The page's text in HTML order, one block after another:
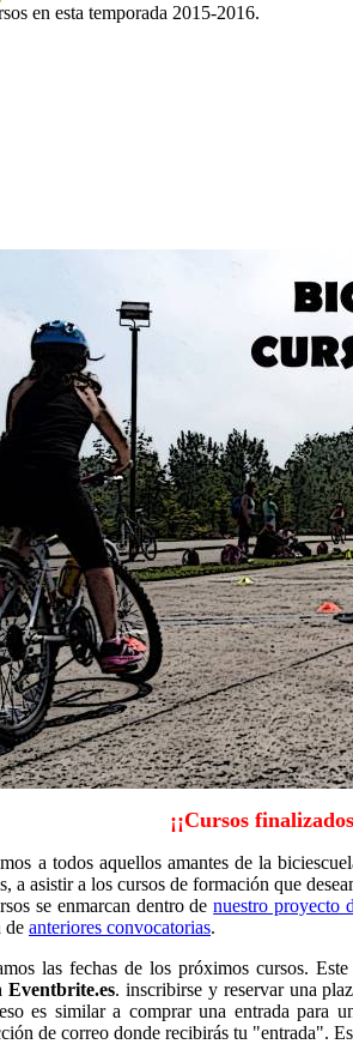
en esta temporada 2015-2016.
¡¡Cursos
a todos aquellos amantes de la
a asistir a los cursos de formación que
se enmarcan dentro denuestro proyecto
de anteriores convocatorias.
las fechas de los próximos cursos.
Eventbrite.es. inscribirse y reservar una
es similar a comprar una entrada para
de correo donde recibirás tu "entrada".